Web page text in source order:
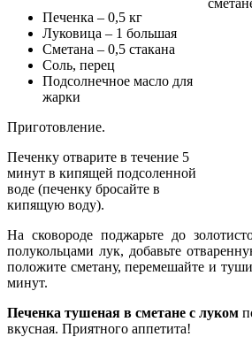
Печенка – 0,5 кг
Луковица – 1 большая
Сметана – 0,5 стакана
Соль, перец
Подсолнечное масло для
жарки
Приготовление.
Печенку отварите в течение 5
минут в кипящей подсоленной
воде (печенку бросайте в
кипящую воду).
На сковороде поджарьте до
полукольцами лук, добавьте
положите сметану, перемешайте и
минут.
Печенка тушеная в сметане с луком
вкусная. Приятного аппетита!